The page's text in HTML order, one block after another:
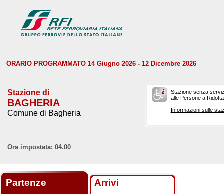
ORARIO PROGRAMMATO 14 Giugno 2026 - 12 Dicembre 2026
Stazione di
BAGHERIA
Comune di Bagheria
Stazione senza
alle Persone a
Informazioni sulle
Ora impostata: 04.00
Partenze Arrivi